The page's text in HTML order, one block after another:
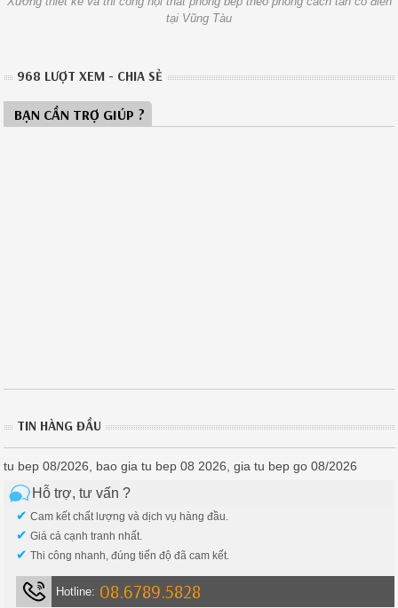
tại Vũng Tàu
968 LƯỢT XEM - CHIA SẺ
BẠN CẦN TRỢ GIÚP ?
TIN HÀNG ĐẦU
tu bep 08/2026, bao gia tu bep 08 2026, gia tu bep go 08/2026
Hỗ trợ, tư vấn ?
✔ Cam kết chất lượng và dịch vụ hàng đầu.
✔ Giá cả cạnh tranh nhất.
✔ Thi công nhanh, đúng tiến độ đã cam kết.
Hotline: 08.6789.5828